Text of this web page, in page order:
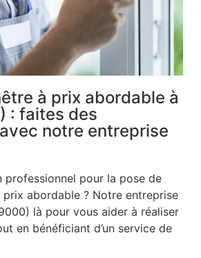
à prix abordable à
: faites des
notre entreprise
professionnel pour la pose de
abordable ? Notre entreprise
là pour vous aider à réaliser
en bénéficiant d’un service de